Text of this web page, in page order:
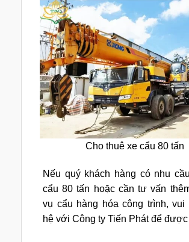
Cho thuê xe cẩu 80 tấn
Nếu quý khách hàng có nhu
cẩu 80 tấn hoặc cần tư vấn
vụ cẩu hàng hóa công trình, vui
hệ với Công ty Tiến Phát để